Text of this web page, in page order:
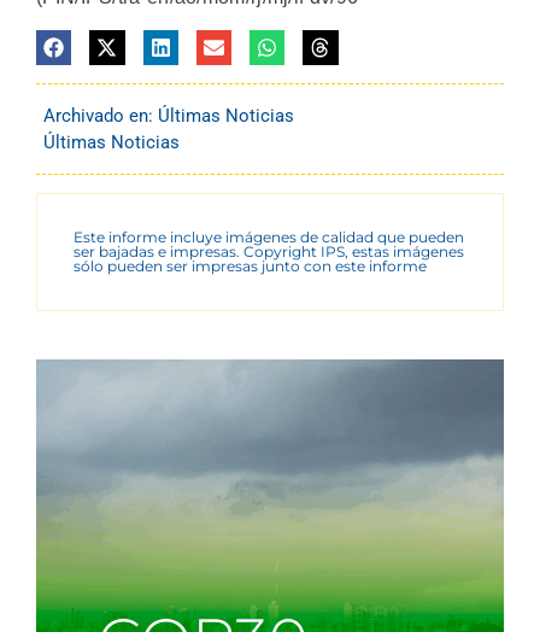
Archivado en: Últimas Noticias
Últimas Noticias
Este informe incluye imágenes de calidad que pueden
ser bajadas e impresas. Copyright IPS, estas imágenes
sólo pueden ser impresas junto con este informe